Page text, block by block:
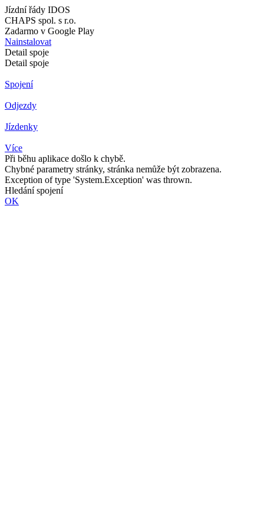
Jízdní řády IDOS
CHAPS spol. s r.o.
Zadarmo v Google Play
Nainstalovat
Detail spoje
Detail spoje
Spojení
Odjezdy
Jízdenky
Více
Při běhu aplikace došlo k chybě.
Chybné parametry stránky, stránka nemůže být zobrazena.
Exception of type 'System.Exception' was thrown.
Hledání spojení
OK